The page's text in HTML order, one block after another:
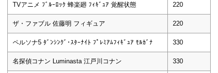
TVアニメ ﾌﾞﾙｰﾛｯｸ 蜂楽廻 ﾌｨｷﾞｭｱ 覚醒状態 220
ザ・ファブル 佐藤明 フィギュア 220
ペルソナ5 ﾀﾞﾝｼﾝｸﾞ･ｽﾀｰﾅｲﾄ ﾌﾟﾚﾐｱﾑﾌｨｷﾞｭｱ ﾓﾙｶﾞﾅ 330
名探偵コナン Luminasta 江戸川コナン 330